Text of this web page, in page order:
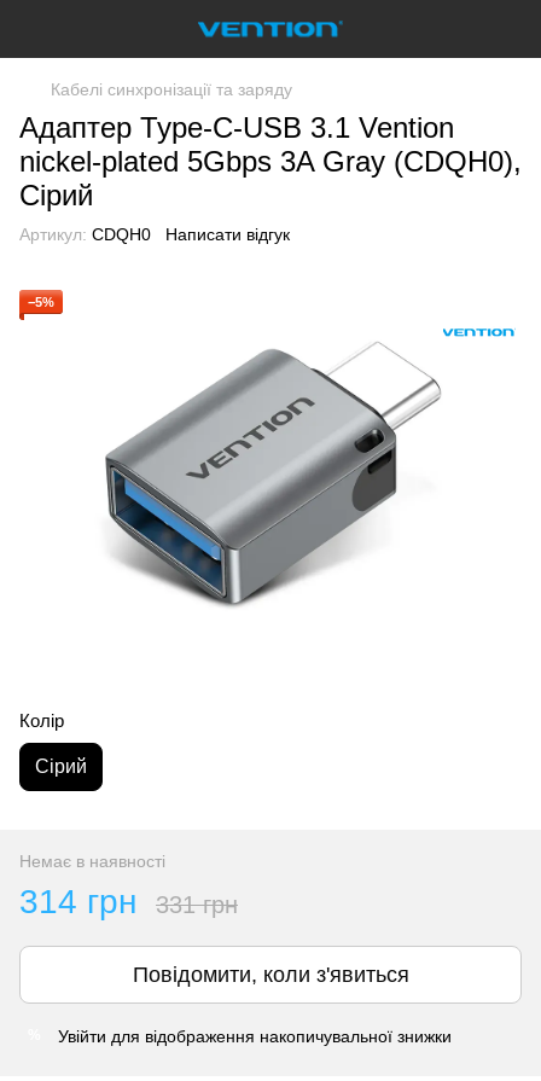
Кабелі синхронізації та заряду
Адаптер Type-C-USB 3.1 Vention
nickel-plated 5Gbps 3A Gray (CDQH0),
Сірий
Артикул: CDQH0 Написати відгук
−5%
Колір
Сірий
Немає в наявності
314 грн 331 грн
Повідомити, коли з'явиться
Увійти для відображення накопичувальної знижки